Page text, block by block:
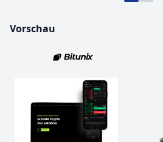
Vorschau